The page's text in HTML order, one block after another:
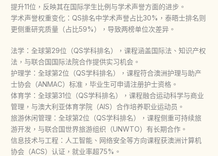
提升11位，反映其在国际学生比例与学术声誉方面的进步。
学术声誉权重变化：QS排名中学术声誉占比30%，泰晤士排名则
更侧重研究质量（占比59%），导致两榜单位次差异。
法学：全球第29位（QS学科排名），课程涵盖国际法、知识产权
法，与联合国国际法院合作提供实习机会。
护理学：全球第2位（QS学科排名），课程符合澳洲护理与助产
士协会（ANMAC）标准，毕业生可申请注册护士资格。
体育学：全球第31位（QS学科排名），课程融合运动科学与商业
管理，与澳大利亚体育学院（AIS）合作培养职业运动员。
旅游休闲管理：全球第2位（QS学科排名），课程侧重可持续旅
游开发，与联合国世界旅游组织（UNWTO）有长期合作。
信息技术与工程：人工智能、网络安全等方向课程获澳洲计算机
协会（ACS）认证，就业率超75%。